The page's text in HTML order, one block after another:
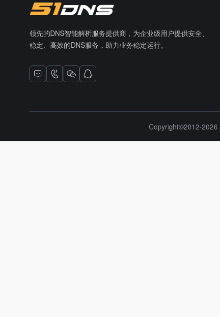
领先的DNS智能解析服务提供商，为企业级用户提供安全、
稳定、高效的DNS服务，助力业务稳定运行。
Copyright©2012-2026